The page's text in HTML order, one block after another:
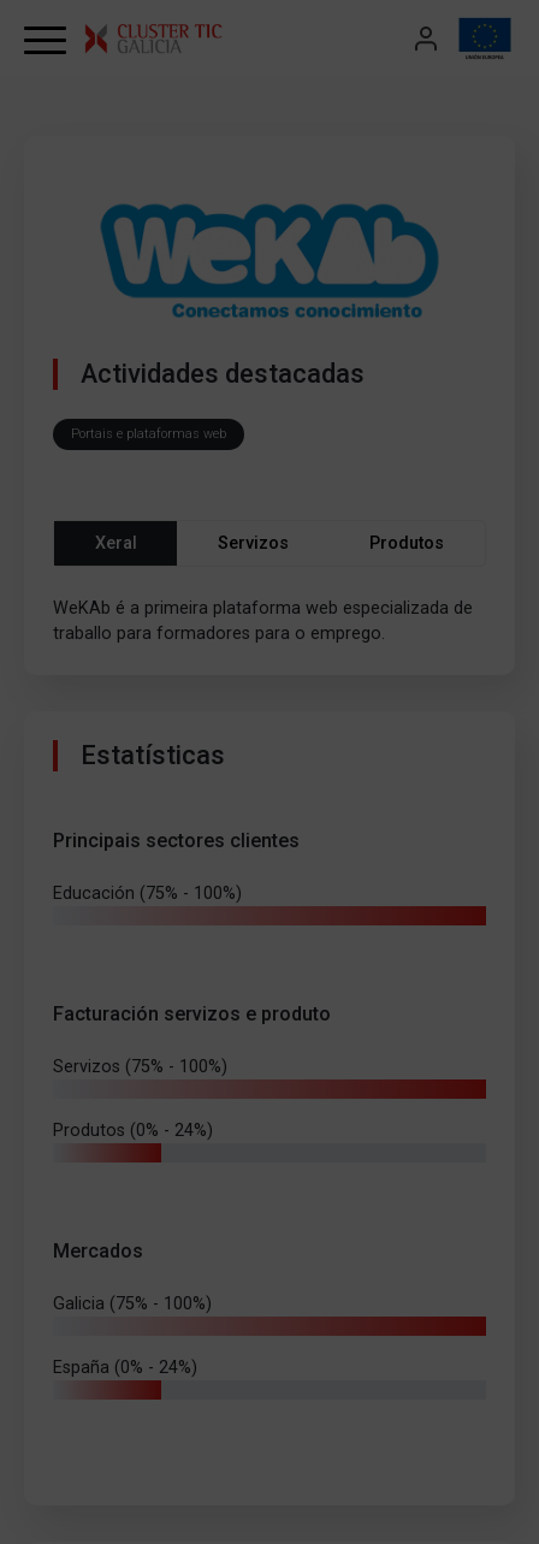
Actividades destacadas
Portais e plataformas web
Xeral Servizos Produtos
WeKAb é a primeira plataforma web especializada de
traballo para formadores para o emprego.
Estatísticas
Principais sectores clientes
Educación (75% - 100%)
Facturación servizos e produto
Servizos (75% - 100%)
Produtos (0% - 24%)
Mercados
Galicia (75% - 100%)
España (0% - 24%)